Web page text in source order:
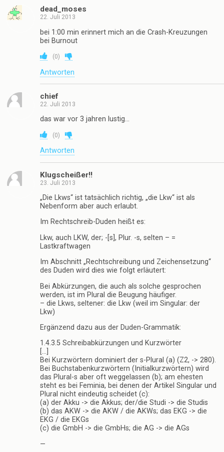
dead_moses
22. Juli 2013
bei 1:00 min erinnert mich an die Crash-Kreuzungen
bei Burnout
(0)
Antworten
chief
22. Juli 2013
das war vor 3 jahren lustig…
(0)
Antworten
Klugscheißer!!
23. Juli 2013
„Die Lkws“ ist tatsächlich richtig, „die Lkw“ ist als
Nebenform aber auch erlaubt.
Im Rechtschreib-Duden heißt es:
Lkw, auch LKW, der; -[s], Plur. -s, selten – =
Lastkraftwagen
Im Abschnitt „Rechtschreibung und Zeichensetzung“
des Duden wird dies wie folgt erläutert:
Bei Abkürzungen, die auch als solche gesprochen
werden, ist im Plural die Beugung häufiger.
– die Lkws, seltener: die Lkw (weil im Singular: der
Lkw)
Ergänzend dazu aus der Duden-Grammatik:
1.4.3.5 Schreibabkürzungen und Kurzwörter
[…]
Bei Kurzwörtern dominiert der s-Plural (a) (Z2, -> 280).
Bei Buchstabenkurzwörtern (Initialkurzwörtern) wird
das Plural-s aber oft weggelassen (b); am ehesten
steht es bei Feminia, bei denen der Artikel Singular und
Plural nicht eindeutig scheidet (c):
(a) der Akku -> die Akkus; der/die Studi -> die Studis
(b) das AKW -> die AKW / die AKWs; das EKG -> die
EKG / die EKGs
(c) die GmbH -> die GmbHs; die AG -> die AGs
—